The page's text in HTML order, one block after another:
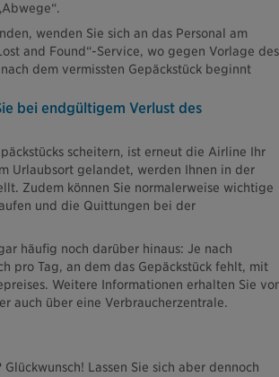
wenden Sie sich an das Personal am
and Found“-Service, wo gegen Vorlage des
dem vermissten Gepäckstück beginnt
bei endgültigem Verlust des
scheitern, ist erneut die Airline Ihr
Urlaubsort gelandet, werden Ihnen in der
Zudem können Sie normalerweise wichtige
und die Quittungen bei der
häufig noch darüber hinaus: Je nach
pro Tag, an dem das Gepäckstück fehlt, mit
Weitere Informationen erhalten Sie
auch über eine Verbraucherzentrale.
Lassen Sie sich aber dennoch